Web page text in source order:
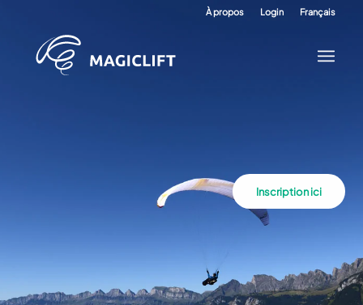
À propos Login Français
Inscription ici